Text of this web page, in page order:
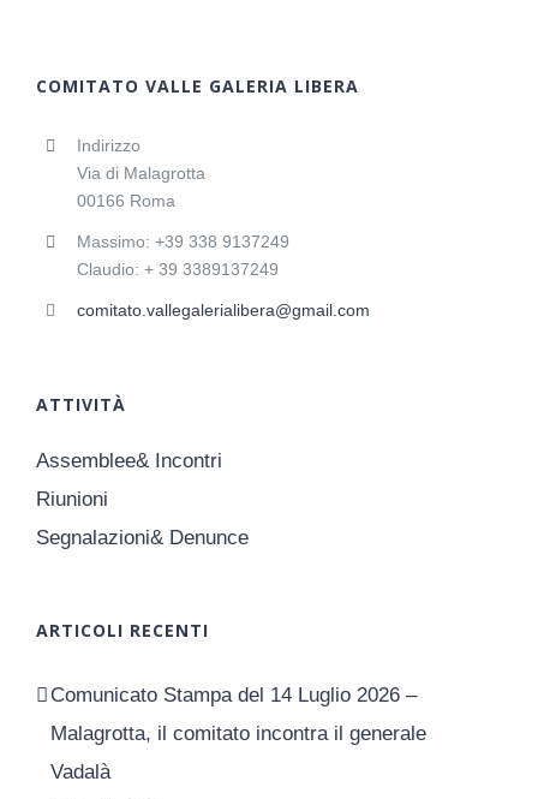
COMITATO VALLE GALERIA LIBERA
Indirizzo
Via di Malagrotta
00166 Roma
Massimo: +39 338 9137249
Claudio: + 39 3389137249
comitato.vallegalerialibera@gmail.com
ATTIVITÀ
Assemblee& Incontri
Riunioni
Segnalazioni& Denunce
ARTICOLI RECENTI
Comunicato Stampa del 14 Luglio 2026 –
Malagrotta, il comitato incontra il generale
Vadalà